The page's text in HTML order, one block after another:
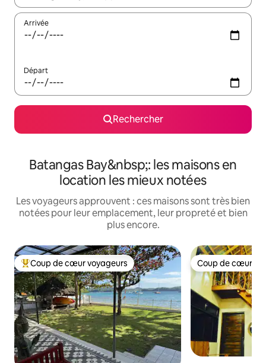
Arrivée
Départ
Rechercher
Batangas Bay&nbsp;: les maisons en
location les mieux notées
Les voyageurs approuvent : ces maisons sont très bien
notées pour leur emplacement, leur propreté et bien
plus encore.
Coups de cœur voyageurs les plus appréciés
Coup de cœur voyageurs Coup de cœur
Coup de cœur